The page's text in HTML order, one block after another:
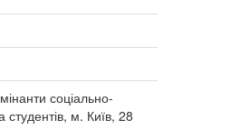
соціально-
студентів, м. Київ, 28